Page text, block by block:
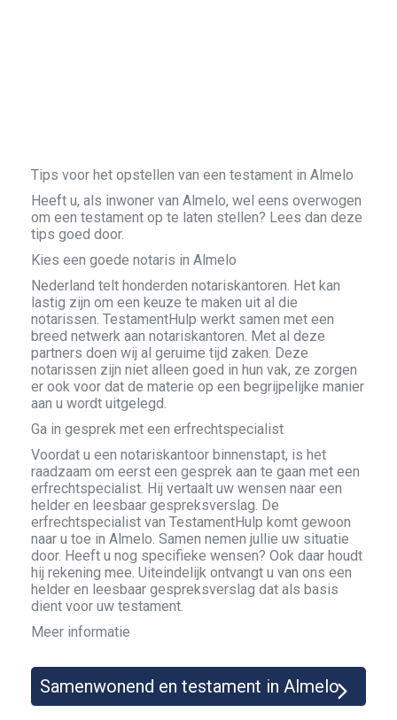
Tips voor het opstellen van een testament in Almelo
Heeft u, als inwoner van Almelo, wel eens overwogen
om een testament op te laten stellen? Lees dan deze
tips goed door.
Kies een goede notaris in Almelo
Nederland telt honderden notariskantoren. Het kan
lastig zijn om een keuze te maken uit al die
notarissen. TestamentHulp werkt samen met een
breed netwerk aan notariskantoren. Met al deze
partners doen wij al geruime tijd zaken. Deze
notarissen zijn niet alleen goed in hun vak, ze zorgen
er ook voor dat de materie op een begrijpelijke manier
aan u wordt uitgelegd.
Ga in gesprek met een erfrechtspecialist
Voordat u een notariskantoor binnenstapt, is het
raadzaam om eerst een gesprek aan te gaan met een
erfrechtspecialist. Hij vertaalt uw wensen naar een
helder en leesbaar gespreksverslag. De
erfrechtspecialist van TestamentHulp komt gewoon
naar u toe in Almelo. Samen nemen jullie uw situatie
door. Heeft u nog specifieke wensen? Ook daar houdt
hij rekening mee. Uiteindelijk ontvangt u van ons een
helder en leesbaar gespreksverslag dat als basis
dient voor uw testament.
Meer informatie
Samenwonend en testament in Almelo